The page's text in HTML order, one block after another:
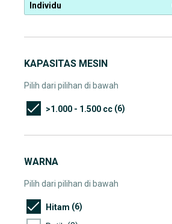
Individu
KAPASITAS MESIN
Pilih dari pilihan di bawah
>1.000 - 1.500 cc (6)
WARNA
Pilih dari pilihan di bawah
Hitam (6)